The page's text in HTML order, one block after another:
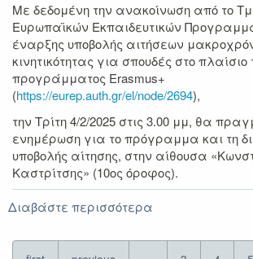
Με δεδομένη την ανακοίνωση από το
Ευρωπαϊκών Εκπαιδευτικών
έναρξης υποβολής αιτήσεων
κινητικότητας για σπουδές στο πλαίσιο
προγράμματος Erasmus+
(https://eurep.auth.gr/el/node/2694),
την Τρίτη 4/2/2025 στις 3.00 μμ, θα
ενημέρωση για το πρόγραμμα και τη
υποβολής αίτησης, στην αίθουσα
Καστρίτσης» (10ος όροφος).
Διαβάστε περισσότερα
για